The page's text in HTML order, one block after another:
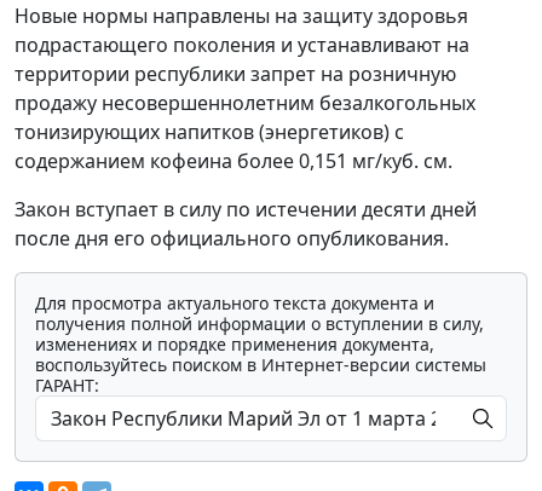
Новые нормы направлены на защиту здоровья
подрастающего поколения и устанавливают на
территории республики запрет на розничную
продажу несовершеннолетним безалкогольных
тонизирующих напитков (энергетиков) с
содержанием кофеина более 0,151 мг/куб. см.
Закон вступает в силу по истечении десяти дней
после дня его официального опубликования.
Для просмотра актуального текста документа и
получения полной информации о вступлении в силу,
изменениях и порядке применения документа,
воспользуйтесь поиском в Интернет-версии системы
ГАРАНТ: